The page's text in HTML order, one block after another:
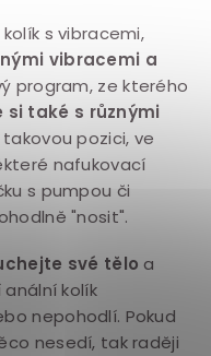
s vibracemi,
vibracemi a
program, ze kterého
si také s různými
pozici, ve
nafukovací
s pumpou či
"nosit".
své tělo a
kolík
nepohodlí. Pokud
nesedí, tak raději